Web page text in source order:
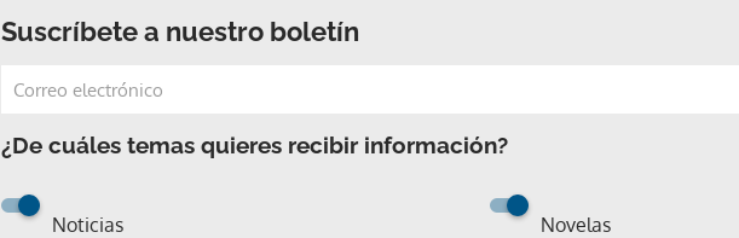
Suscríbete a nuestro boletín
¿De cuáles temas quieres recibir información?
Noticias Novelas